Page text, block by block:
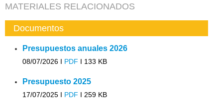
MATERIALES RELACIONADOS
Documentos
Presupuestos anuales 2026
08/07/2026 I PDF I 133 KB
Presupuesto 2025
17/07/2025 I PDF I 259 KB